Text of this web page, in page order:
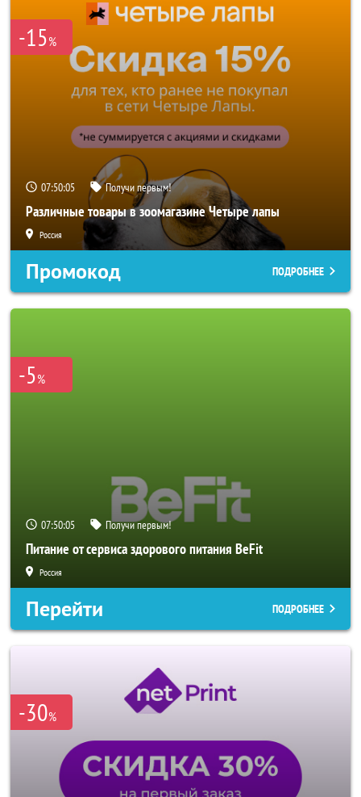
-15%
07:50:02 Получи первым!
Различные товары в зоомагазине Четыре лапы
Россия
Промокод ПОДРОБНЕЕ
-5%
07:50:02 Получи первым!
Питание от сервиса здорового питания BeFit
Россия
Перейти ПОДРОБНЕЕ
-30%